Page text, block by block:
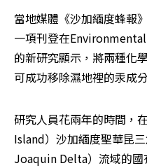
當地媒體《沙加緬度蜂報
一項刊登在
的新研究顯示，將兩種化
可成功移除濕地裡的汞成
研究人員花兩年的時間，
Island）沙加緬度聖華昆
Joaquin Delta）流域的國